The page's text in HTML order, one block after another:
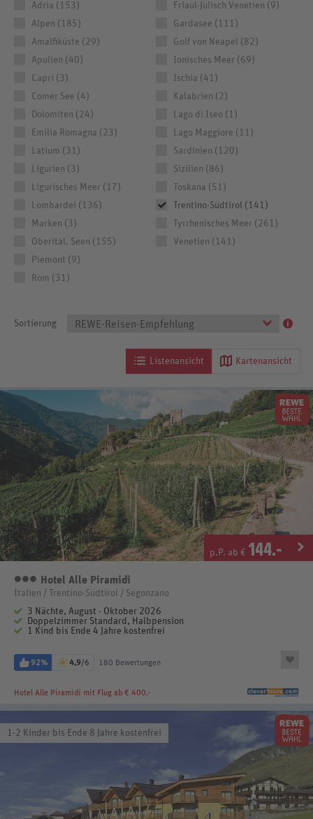
Adria (153)
Alpen (185)
Amalfiküste (29)
Apulien (40)
Capri (3)
Comer See (4)
Dolomiten (24)
Emilia Romagna (23)
Friaul-Julisch Venetien (9)
Gardasee (111)
Golf von Neapel (82)
Ionisches Meer (69)
Ischia (41)
Kalabrien (2)
Lago di Iseo (1)
Lago Maggiore (11)
Latium (31)
Ligurien (3)
Ligurisches Meer (17)
Lombardei (136)
Marken (3)
Oberital. Seen (155)
Piemont (9)
Rom (31)
Sardinien (120)
Sizilien (86)
Toskana (51)
Trentino-Südtirol (141)
Tyrrhenisches Meer (261)
Venetien (141)
Sortierung REWE-Reisen-Empfehlung
Listenansicht Kartenansicht
p.P. ab € 144.-
3 Sterne
Hotel Alle Piramidi
Italien / Trentino-Südtirol / Segonzano
3 Nächte, August - Oktober 2026
Doppelzimmer Standard, Halbpension
1 Kind bis Ende 4 Jahre kostenfrei
92% 4,9/6 180 Bewertungen
Hotel Alle Piramidi mit Flug ab € 400.-
1-2 Kinder bis Ende 8 Jahre kostenfrei